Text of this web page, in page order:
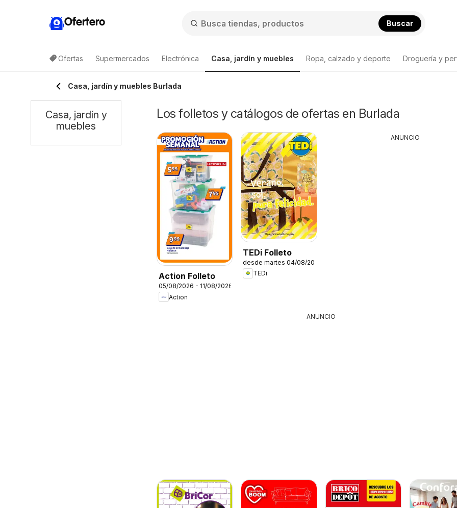
Ofertero Buscar
Ofertas Supermercados Electrónica Casa, jardín y muebles Ropa, calzado y deporte Droguería y
Casa, jardín y muebles Burlada
Los folletos y catálogos de ofertas en Burlada
Action Folleto
05/08/2026 - 11/08/2026
Action
TEDi Folleto
desde martes 04/08/2026
TEDi
ANUNCIO
ANUNCIO
Casa, jardín y
muebles